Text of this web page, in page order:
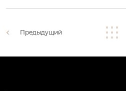
Предыдущий